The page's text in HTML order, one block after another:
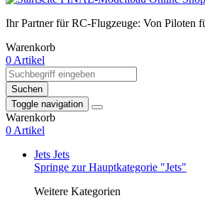
Ihr Partner für RC-Flugzeuge: Von Piloten
Warenkorb
0 Artikel
Suchen
Toggle navigation
Warenkorb
0 Artikel
Jets Jets
Springe zur Hauptkategorie "Jets"
Weitere Kategorien